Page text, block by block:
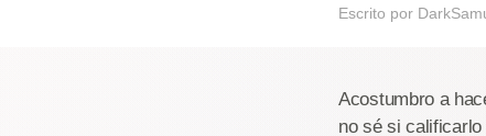
Escrito por
Acostumbro a
no sé si